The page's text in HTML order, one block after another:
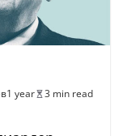
1 year
3 min read